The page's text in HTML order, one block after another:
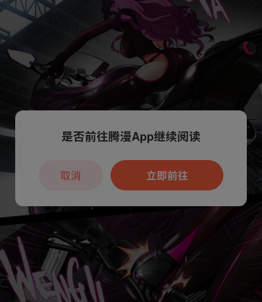
是否前往腾漫App继续阅读
立即前往
取消